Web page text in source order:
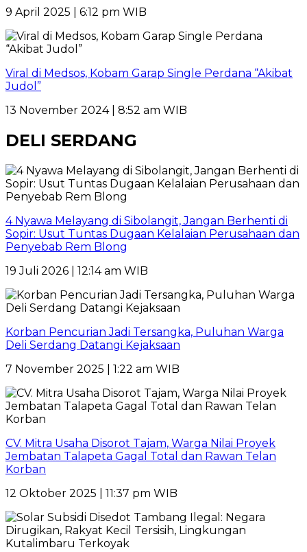
9 April 2025 | 6:12 pm WIB
Viral di Medsos, Kobam Garap Single Perdana “Akibat
Judol”
13 November 2024 | 8:52 am WIB
DELI SERDANG
4 Nyawa Melayang di Sibolangit, Jangan Berhenti di
Sopir: Usut Tuntas Dugaan Kelalaian Perusahaan dan
Penyebab Rem Blong
19 Juli 2026 | 12:14 am WIB
Korban Pencurian Jadi Tersangka, Puluhan Warga
Deli Serdang Datangi Kejaksaan
7 November 2025 | 1:22 am WIB
CV. Mitra Usaha Disorot Tajam, Warga Nilai Proyek
Jembatan Talapeta Gagal Total dan Rawan Telan
Korban
12 Oktober 2025 | 11:37 pm WIB